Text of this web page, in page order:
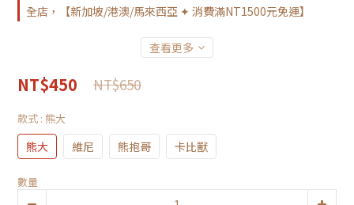
全店，【新加坡/港澳/馬來西亞 ✦ 消費滿NT1500元免運】
查看更多
NT$450 NT$650
款式 : 熊大
熊大 維尼 熊抱哥 卡比獸
數量